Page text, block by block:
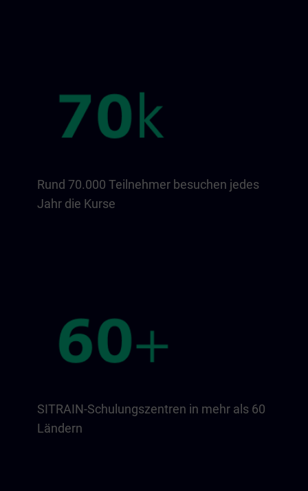
Rund 70.000 Teilnehmer besuchen jedes
Jahr die Kurse
SITRAIN-Schulungszentren in mehr als 60
Ländern